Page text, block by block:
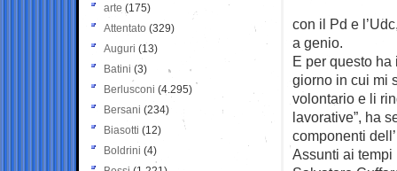
con il Pd e
a genio.
E per questo
giorno in cui mi
volontario e li
lavorative”, ha
componenti
Assunti ai tempi
arte (175)
Attentato (329)
Auguri (13)
Batini (3)
Berlusconi (4.295)
Bersani (234)
Biasotti (12)
Boldrini (4)